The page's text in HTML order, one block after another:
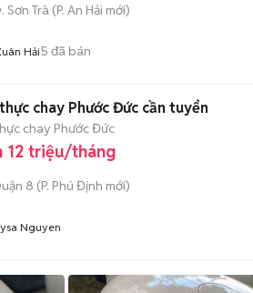
Sơn Trà (P. An Hải mới)
Hải5 đã bán
chay Phước Đức cần tuyển
chay Phước Đức
12 triệu/tháng
8 (P. Phú Định mới)
Nguyen